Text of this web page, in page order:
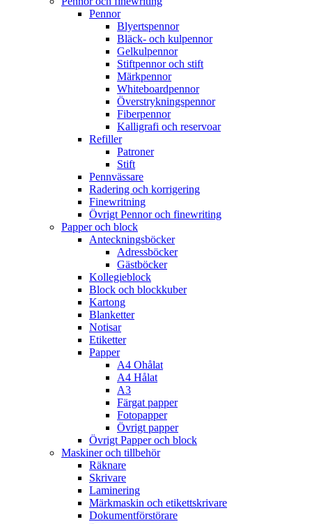
Pennor
Blyertspennor
Bläck- och kulpennor
Gelkulpennor
Stiftpennor och stift
Märkpennor
Whiteboardpennor
Överstrykningspennor
Fiberpennor
Kalligrafi och reservoar
Refiller
Patroner
Stift
Pennvässare
Radering och korrigering
Finewritning
Övrigt Pennor och finewriting
Papper och block
Anteckningsböcker
Adressböcker
Gästböcker
Kollegieblock
Block och blockkuber
Kartong
Blanketter
Notisar
Etiketter
Papper
A4 Ohålat
A4 Hålat
A3
Färgat papper
Fotopapper
Övrigt papper
Övrigt Papper och block
Maskiner och tillbehör
Räknare
Skrivare
Laminering
Märkmaskin och etikettskrivare
Dokumentförstörare